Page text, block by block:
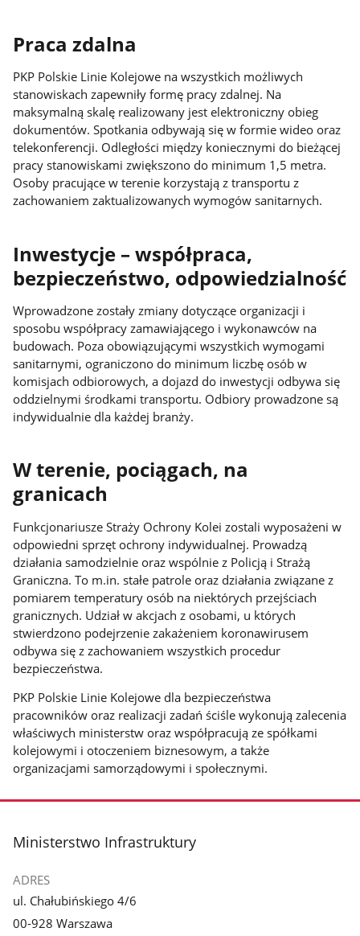
Praca zdalna
PKP Polskie Linie Kolejowe na wszystkich możliwych
stanowiskach zapewniły formę pracy zdalnej. Na
maksymalną skalę realizowany jest elektroniczny obieg
dokumentów. Spotkania odbywają się w formie wideo oraz
telekonferencji. Odległości między koniecznymi do bieżącej
pracy stanowiskami zwiększono do minimum 1,5 metra.
Osoby pracujące w terenie korzystają z transportu z
zachowaniem zaktualizowanych wymogów sanitarnych.
Inwestycje – współpraca,
bezpieczeństwo, odpowiedzialność
Wprowadzone zostały zmiany dotyczące organizacji i
sposobu współpracy zamawiającego i wykonawców na
budowach. Poza obowiązującymi wszystkich wymogami
sanitarnymi, ograniczono do minimum liczbę osób w
komisjach odbiorowych, a dojazd do inwestycji odbywa się
oddzielnymi środkami transportu. Odbiory prowadzone są
indywidualnie dla każdej branży.
W terenie, pociągach, na
granicach
Funkcjonariusze Straży Ochrony Kolei zostali wyposażeni w
odpowiedni sprzęt ochrony indywidualnej. Prowadzą
działania samodzielnie oraz wspólnie z Policją i Strażą
Graniczna. To m.in. stałe patrole oraz działania związane z
pomiarem temperatury osób na niektórych przejściach
granicznych. Udział w akcjach z osobami, u których
stwierdzono podejrzenie zakażeniem koronawirusem
odbywa się z zachowaniem wszystkich procedur
bezpieczeństwa.
PKP Polskie Linie Kolejowe dla bezpieczeństwa
pracowników oraz realizacji zadań ściśle wykonują zalecenia
właściwych ministerstw oraz współpracują ze spółkami
kolejowymi i otoczeniem biznesowym, a także
organizacjami samorządowymi i społecznymi.
stopka
Ministerstwo Infrastruktury
ADRES
ul. Chałubińskiego 4/6
00-928 Warszawa